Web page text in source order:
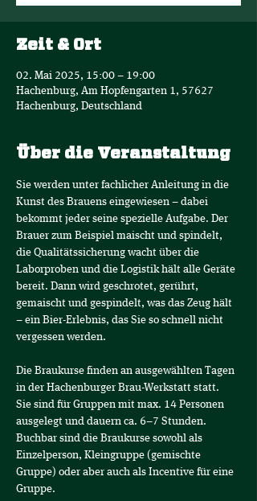
Zeit & Ort
02. Mai 2025, 15:00 – 19:00
Hachenburg, Am Hopfengarten 1, 57627
Hachenburg, Deutschland
Über die Veranstaltung
Sie werden unter fachlicher Anleitung in die
Kunst des Brauens eingewiesen – dabei
bekommt jeder seine spezielle Aufgabe. Der
Brauer zum Beispiel maischt und spindelt,
die Qualitätssicherung wacht über die
Laborproben und die Logistik hält alle Geräte
bereit. Dann wird geschrotet, gerührt,
gemaischt und gespindelt, was das Zeug hält
– ein Bier-Erlebnis, das Sie so schnell nicht
vergessen werden.
Die Braukurse finden an ausgewählten Tagen
in der Hachenburger Brau-Werkstatt statt.
Sie sind für Gruppen mit max. 14 Personen
ausgelegt und dauern ca. 6–7 Stunden.
Buchbar sind die Braukurse sowohl als
Einzelperson, Kleingruppe (gemischte
Gruppe) oder aber auch als Incentive für eine
Gruppe.